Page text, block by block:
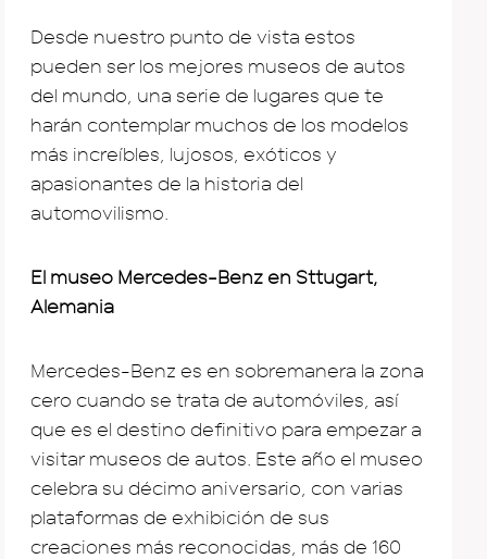
Desde nuestro punto de vista estos
pueden ser los mejores museos de autos
del mundo, una serie de lugares que te
harán contemplar muchos de los modelos
más increíbles, lujosos, exóticos y
apasionantes de la historia del
automovilismo.
El museo Mercedes-Benz en Sttugart,
Alemania
Mercedes-Benz es en sobremanera la zona
cero cuando se trata de automóviles, así
que es el destino definitivo para empezar a
visitar museos de autos. Este año el museo
celebra su décimo aniversario, con varias
plataformas de exhibición de sus
creaciones más reconocidas, más de 160